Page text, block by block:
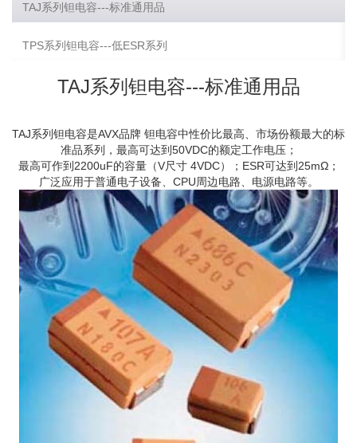
TAJ系列钽电容---标准通用品
TPS系列钽电容---低ESR系列
TAJ系列钽电容---标准通用品
TAJ系列钽电容是AVX品牌 钽电容中性价比最高、市场份额最大的标
准品系列，最高可达到50VDC的额定工作电压；
最高可作到2200uF的容量（V尺寸 4VDC）；ESR可达到25mΩ；
广泛应用于普通电子设备、CPU周边电路、电源电路等。